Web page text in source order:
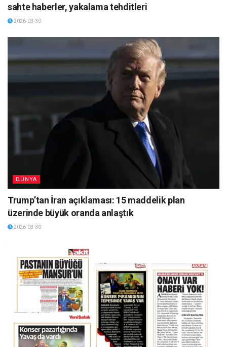
sahte haberler, yakalama tehditleri
2026-03-30
DÜNYA
Trump’tan İran açıklaması: 15 maddelik plan
üzerinde büyük oranda anlaştık
2026-03-30